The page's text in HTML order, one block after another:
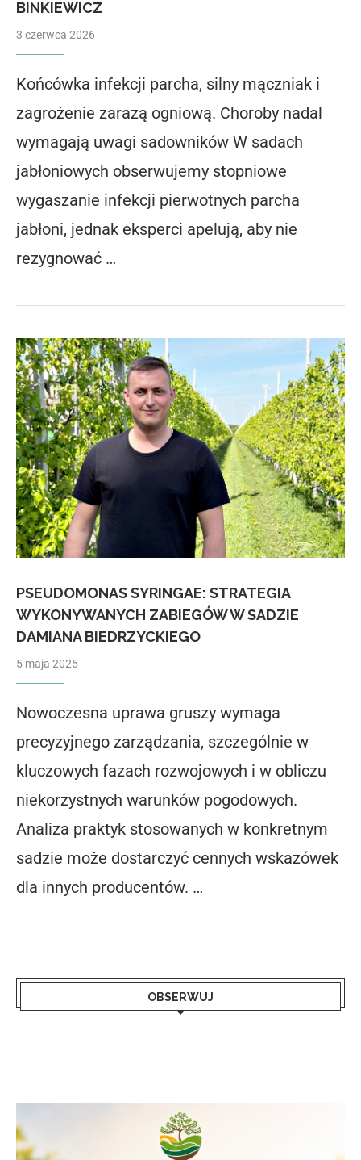
BINKIEWICZ
3 czerwca 2026
Końcówka infekcji parcha, silny mączniak i
zagrożenie zarazą ogniową. Choroby nadal
wymagają uwagi sadowników W sadach
jabłoniowych obserwujemy stopniowe
wygaszanie infekcji pierwotnych parcha
jabłoni, jednak eksperci apelują, aby nie
rezygnować …
PSEUDOMONAS SYRINGAE: STRATEGIA
WYKONYWANYCH ZABIEGÓW W SADZIE
DAMIANA BIEDRZYCKIEGO
5 maja 2025
Nowoczesna uprawa gruszy wymaga
precyzyjnego zarządzania, szczególnie w
kluczowych fazach rozwojowych i w obliczu
niekorzystnych warunków pogodowych.
Analiza praktyk stosowanych w konkretnym
sadzie może dostarczyć cennych wskazówek
dla innych producentów. …
OBSERWUJ